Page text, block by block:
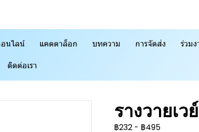
นไลน์ แคตตาล็อก บทความ การจัดส่ง ร่วมง
ติดต่อเรา
รางวายเ
฿232 - ฿495